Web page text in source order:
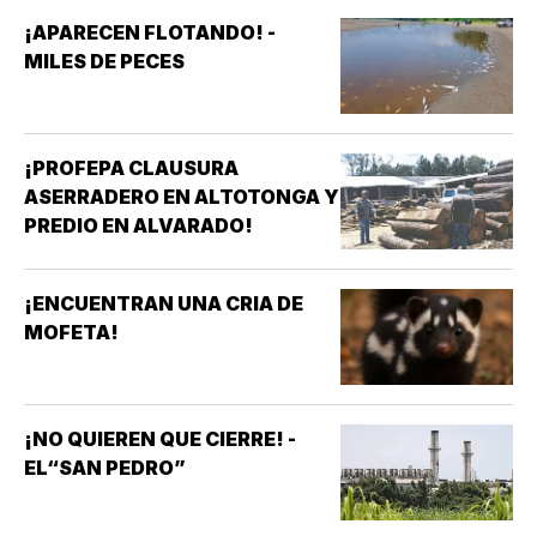
¡APARECEN FLOTANDO! -
MILES DE PECES
¡PROFEPA CLAUSURA
ASERRADERO EN ALTOTONGA Y
PREDIO EN ALVARADO!
¡ENCUENTRAN UNA CRIA DE
MOFETA!
¡NO QUIEREN QUE CIERRE! -
EL“SAN PEDRO”